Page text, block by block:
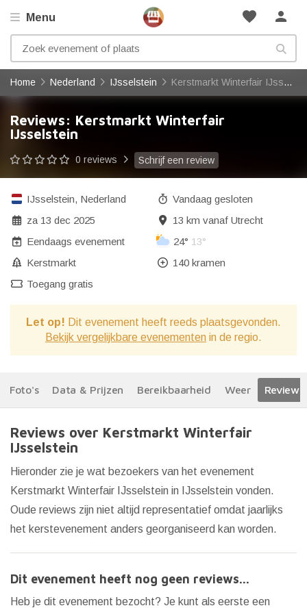
favorite person
Menu
Home Nederland IJsselstein Kerstmarkt Winterfair IJsselstein
Reviews: Kerstmarkt Winterfair
IJsselstein
0 reviews Schrijf een review
IJsselstein, Nederland
za 13 dec 2025
Eendaags evenement
Kerstmarkt
Toegang gratis
Vandaag gesloten
13 km vanaf Utrecht
24° 13°
140 kramen
Let op! Dit evenement heeft reeds plaatsgevonden.
Bekijk vergelijkbare evenementen in de regio.
Foto's Data & Prijzen Bereikbaarheid Weer Reviews
Reviews over Kerstmarkt Winterfair
IJsselstein
Hieronder zie je wat bezoekers van het evenement
Kerstmarkt Winterfair IJsselstein in IJsselstein vonden.
Oude reviews zijn niet altijd representatief omdat jaarlijks
het kerstevenement anders georganiseerd kan worden.
Dit evenement heeft nog geen reviews...
Heb je dit evenement bezocht? Je kunt als eerste een